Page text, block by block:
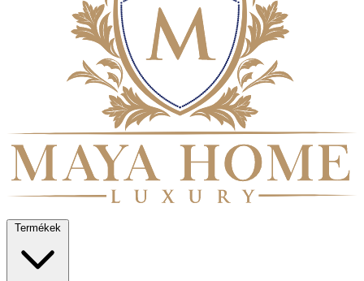
Termékek